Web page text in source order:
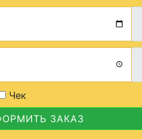
Чек
ЗАКАЗ